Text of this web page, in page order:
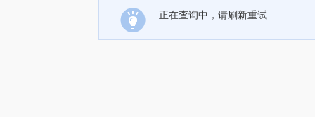
正在查询中，请刷新重试